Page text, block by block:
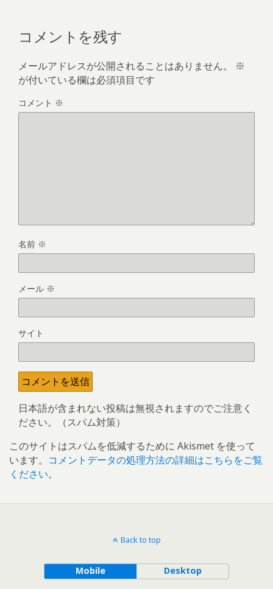
コメントを残す
メールアドレスが公開されることはありません。
※
が付いている欄は必須項目です
コメント ※
名前 ※
メール ※
サイト
日本語が含まれない投稿は無視されますのでご注意く
ださい。（スパム対策）
このサイトはスパムを低減するために Akismet を使って
います。 コメントデータの処理方法の詳細はこちらをご覧
ください。
Back to top
Mobile Desktop